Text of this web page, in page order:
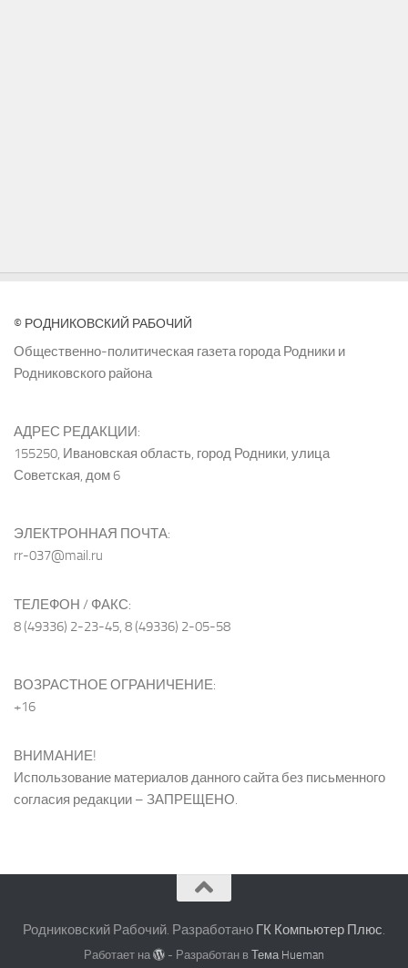
© РОДНИКОВСКИЙ РАБОЧИЙ
Общественно-политическая газета города Родники и
Родниковского района
АДРЕС РЕДАКЦИИ:
155250, Ивановская область, город Родники, улица
Советская, дом 6
ЭЛЕКТРОННАЯ ПОЧТА:
rr-037@mail.ru
ТЕЛЕФОН / ФАКС:
8 (49336) 2-23-45, 8 (49336) 2-05-58
ВОЗРАСТНОЕ ОГРАНИЧЕНИЕ:
+16
ВНИМАНИЕ!
Использование материалов данного сайта без письменного
согласия редакции – ЗАПРЕЩЕНО.
Родниковский Рабочий. Разработано ГК Компьютер Плюс.
Работает на - Разработан вТема Hueman